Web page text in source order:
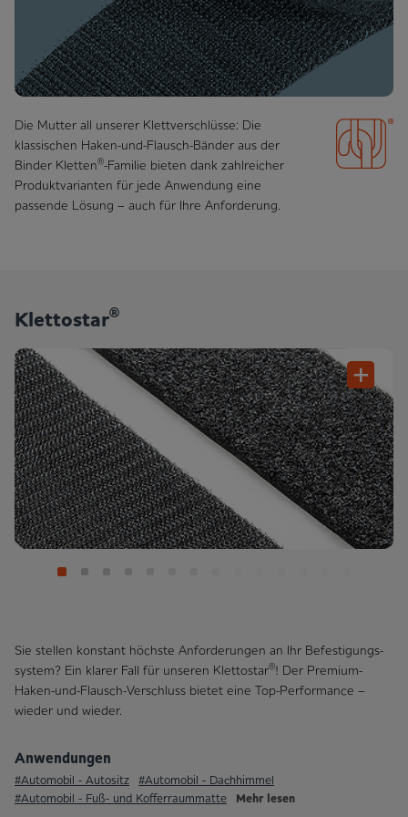
Die Mutter all unserer Klettverschlüsse: Die
klassischen Haken-und-Flausch-Bänder aus der
Binder Kletten®-Familie bieten dank zahlreicher
Produktvarianten für jede An­wend­ung eine
passende Lösung – auch für Ihre Anforderung.
Klettostar®
Sie stellen konstant höchste Anforderungen an Ihr Befestigungs­
system? Ein klarer Fall für unseren Klettostar®! Der Premium-
Haken-und-Flausch-Verschluss bietet eine Top-Performance –
wieder und wieder.
Anwendungen
#Automobil - Autositz #Automobil - Dachhimmel
#Automobil - Fuß- und Kofferraummatte
Mehr lesen